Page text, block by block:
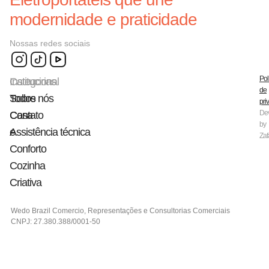
modernidade e praticidade
Nossas redes sociais
Categorias
Todos
Casa
e
Conforto
Cozinha
Criativa
Institucional
Sobre nós
Contato
Assistência técnica
de
by
Wedo Brazil Comercio, Representações e Consultorias Comerciais
CNPJ: 27.380.388/0001-50